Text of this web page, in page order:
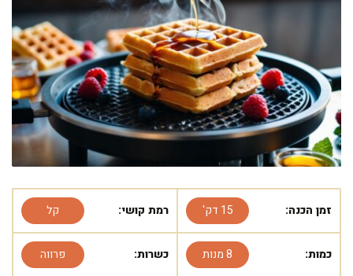
זמן הכנה: 15 דק' רמת קושי: קל
כמות: 8 מנות כשרות: פרווה